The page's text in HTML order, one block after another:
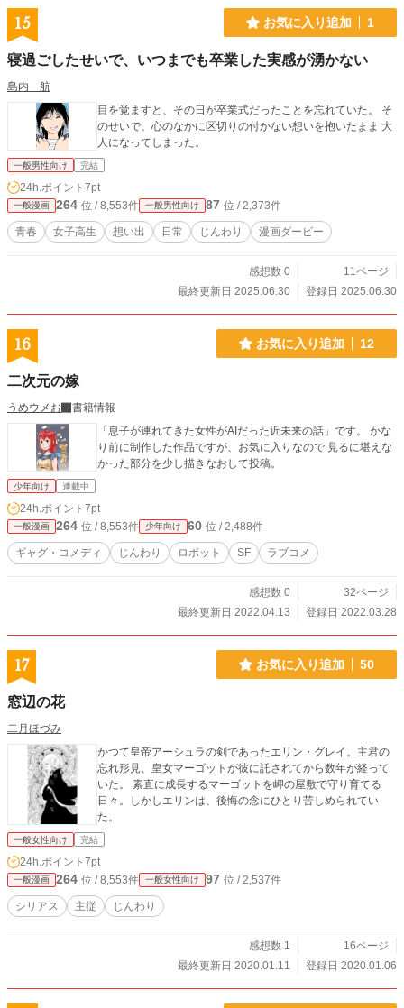
15 お気に入り追加 1
寝過ごしたせいで、いつまでも卒業した実感が湧かない
島内 航
目を覚ますと、その日が卒業式だったことを忘れていた。 そ
のせいで、心のなかに区切りの付かない想いを抱いたまま 大
人になってしまった。
一般男性向け 完結
24h.ポイント 7pt
一般漫画 264 位 / 8,553件 一般男性向け 87 位 / 2,373件
青春 女子高生 想い出 日常 じんわり 漫画ダービー
感想数 0
11ページ
最終更新日 2025.06.30
登録日 2025.06.30
16 お気に入り追加 12
二次元の嫁
うめウメお
書籍情報
「息子が連れてきた女性がAIだった近未来の話」です。 かな
り前に制作した作品ですが、お気に入りなので 見るに堪えな
かった部分を少し描きなおして投稿。
少年向け 連載中
24h.ポイント 7pt
一般漫画 264 位 / 8,553件 少年向け 60 位 / 2,488件
ギャグ・コメディ じんわり ロボット SF ラブコメ
感想数 0
32ページ
最終更新日 2022.04.13
登録日 2022.03.28
17 お気に入り追加 50
窓辺の花
二月ほづみ
かつて皇帝アーシュラの剣であったエリン・グレイ。主君の
忘れ形見、皇女マーゴットが彼に託されてから数年が経って
いた。 素直に成長するマーゴットを岬の屋敷で守り育てる
日々。しかしエリンは、後悔の念にひとり苦しめられてい
た。
一般女性向け 完結
24h.ポイント 7pt
一般漫画 264 位 / 8,553件 一般女性向け 97 位 / 2,537件
シリアス 主従 じんわり
感想数 1
16ページ
最終更新日 2020.01.11
登録日 2020.01.06